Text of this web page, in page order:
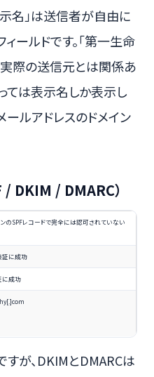
名」は送信者が自由に
ールドです。「第一生命
実際の送信元とは関係あ
ては表示名しか表示し
ルアドレスのドメイン
/ DKIM / DMARC）
のSPFレコードで完全には認可されていない
証に成功
に成功
が、DKIMとDMARCは